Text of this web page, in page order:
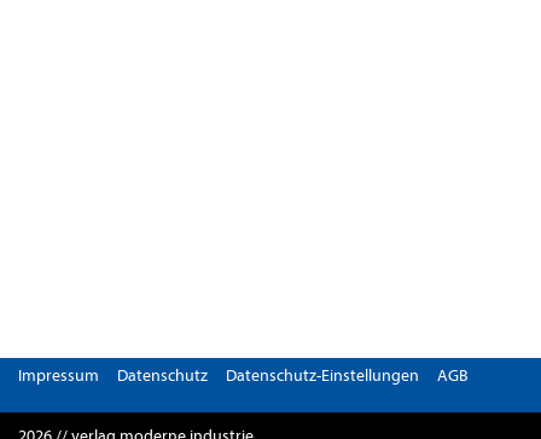
Impressum Datenschutz Datenschutz-Einstellungen AGB